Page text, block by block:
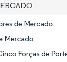
de Mercado
Mercado
Forças de